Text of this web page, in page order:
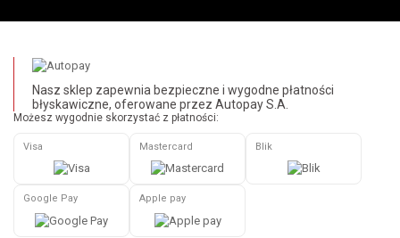
Nasz sklep zapewnia bezpieczne i wygodne płatności
błyskawiczne, oferowane przez Autopay S.A.
Możesz wygodnie skorzystać z płatności:
Visa Mastercard Blik
Google Pay Apple pay